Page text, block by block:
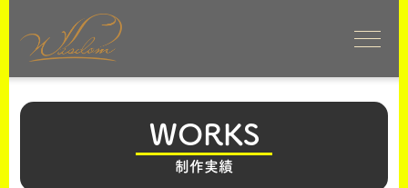
WORKS
制作実績